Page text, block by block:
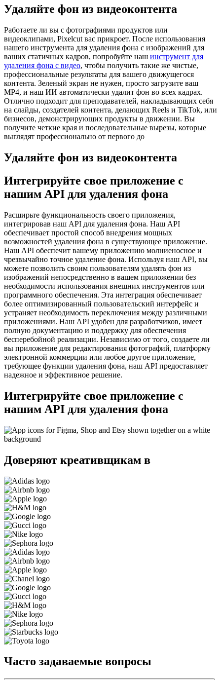
Удаляйте фон из видеоконтента
Работаете ли вы с фотографиями продуктов или
видеоклипами, Pixelcut вас прикроет. После использования
нашего инструмента для удаления фона с изображений для
ваших статичных кадров, попробуйте наш инструмент для
удаления фона с видео, чтобы получить такие же чистые,
профессиональные результаты для вашего движущегося
контента. Зеленый экран не нужен, просто загрузите ваш
MP4, и наш ИИ автоматически удалит фон во всех кадрах.
Отлично подходит для преподавателей, накладывающих себя
на слайды, создателей контента, делающих Reels и TikTok, или
бизнесов, демонстрирующих продукты в движении. Вы
получите четкие края и последовательные вырезы, которые
выглядят профессионально от первого до
Удаляйте фон из видеоконтента
Интегрируйте свое приложение с
нашим API для удаления фона
Расширьте функциональность своего приложения,
интегрировав наш API для удаления фона. Наш API
обеспечивает простой способ внедрения мощных
возможностей удаления фона в существующее приложение.
Наш API обеспечит вашему приложению молниеносное и
чрезвычайно точное удаление фона. Используя наш API, вы
можете позволить своим пользователям удалять фон из
изображений непосредственно в вашем приложении без
необходимости использования внешних инструментов или
программного обеспечения. Эта интеграция обеспечивает
более оптимизированный пользовательский интерфейс и
устраняет необходимость переключения между различными
приложениями. Наш API удобен для разработчиков, имеет
полную документацию и поддержку для обеспечения
бесперебойной реализации. Независимо от того, создаете ли
вы приложение для редактирования фотографий, платформу
электронной коммерции или любое другое приложение,
требующее функции удаления фона, наш API предоставляет
надежное и эффективное решение.
Интегрируйте свое приложение с
нашим API для удаления фона
Доверяют креативщикам в
Часто задаваемые вопросы